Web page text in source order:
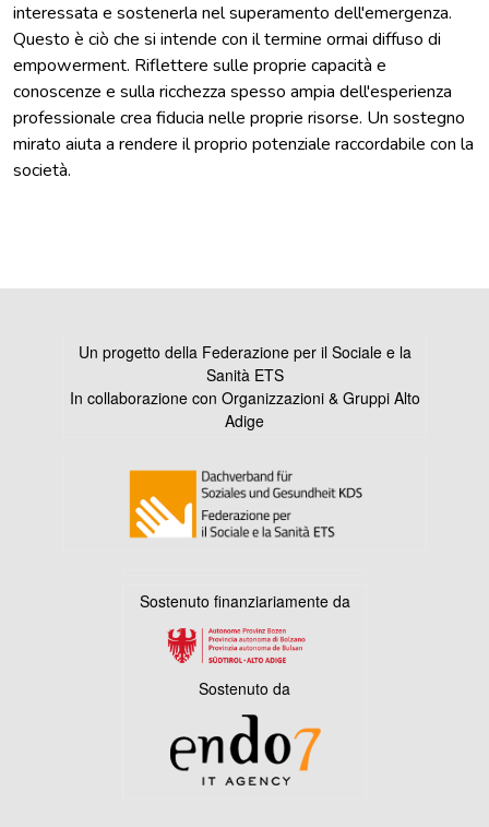
interessata e sostenerla nel superamento dell'emergenza.
Questo è ciò che si intende con il termine ormai diffuso di
empowerment. Riflettere sulle proprie capacità e
conoscenze e sulla ricchezza spesso ampia dell'esperienza
professionale crea fiducia nelle proprie risorse. Un sostegno
mirato aiuta a rendere il proprio potenziale raccordabile con la
società.
Un progetto della Federazione per il Sociale e la
Sanità ETS
In collaborazione con Organizzazioni & Gruppi Alto
Adige
Sostenuto finanziariamente da
Sostenuto da